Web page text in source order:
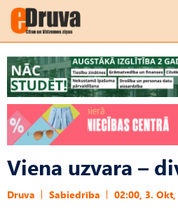
Viena uzvara –
Druva Sabiedrība 02:00, 3. Okt,